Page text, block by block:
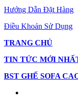
Hướng Dẫn Đặt Hàng
Điều Khoản Sử Dụng
TRANG CHỦ
TIN TỨC MỚI
BST GHẾ SOFA